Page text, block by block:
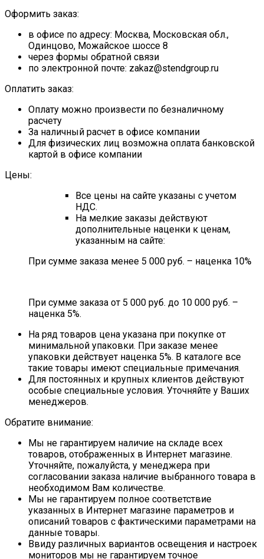
Оформить заказ:
в офисе по адресу: Москва, Московская обл.,
Одинцово, Можайское шоссе 8
через формы обратной связи
по электронной почте: zakaz@stendgroup.ru
Оплатить заказ:
Оплату можно произвести по безналичному
расчету
За наличный расчет в офисе компании
Для физических лиц возможна оплата банковской
картой в офисе компании
Цены:
Все цены на сайте указаны с учетом
НДС.
На мелкие заказы действуют
дополнительные наценки к ценам,
указанным на сайте:
При сумме заказа менее 5 000 руб. – наценка 10%
При сумме заказа от 5 000 руб. до 10 000 руб. –
наценка 5%.
На ряд товаров цена указана при покупке от
минимальной упаковки. При заказе менее
упаковки действует наценка 5%. В каталоге все
такие товары имеют специальные примечания.
Для постоянных и крупных клиентов действуют
особые специальные условия. Уточняйте у Ваших
менеджеров.
Обратите внимание:
Мы не гарантируем наличие на складе всех
товаров, отображенных в Интернет магазине.
Уточняйте, пожалуйста, у менеджера при
согласовании заказа наличие выбранного товара в
необходимом Вам количестве.
Мы не гарантируем полное соответствие
указанных в Интернет магазине параметров и
описаний товаров с фактическими параметрами на
данные товары.
Ввиду различных вариантов освещения и настроек
мониторов мы не гарантируем точное